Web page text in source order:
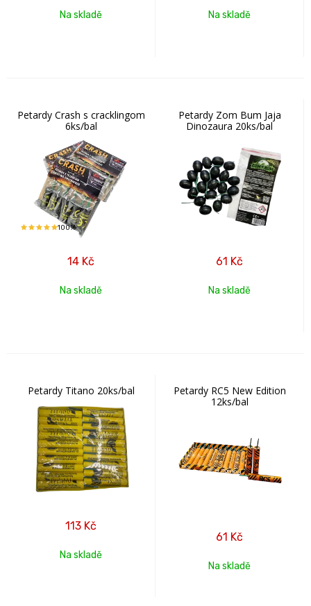
Na skladě Na skladě
Petardy Crash s cracklingom
6ks/bal
100%
14 Kč
Na skladě
Petardy Zom Bum Jaja
Dinozaura 20ks/bal
61 Kč
Na skladě
Petardy Titano 20ks/bal
113 Kč
Na skladě
Petardy RC5 New Edition
12ks/bal
61 Kč
Na skladě